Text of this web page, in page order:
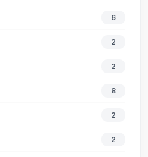
6
2
2
8
2
2